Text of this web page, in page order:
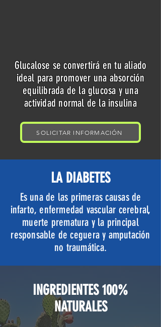
Glucalose se convertirá en tu aliado
ideal para promover una absorción
equilibrada de la glucosa y una
actividad normal de la insulina
SOLICITAR INFORMACIÓN
LA DIABETES
Es una de las primeras causas de
infarto, enfermedad vascular cerebral,
muerte prematura y la principal
responsable de ceguera y amputación
no traumática.
INGREDIENTES 100%
NATURALES